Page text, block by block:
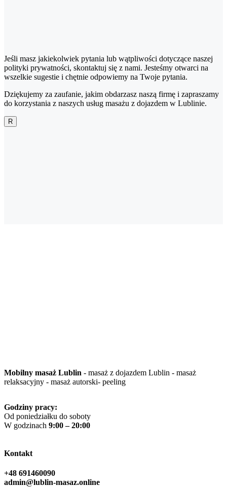
Jeśli masz jakiekolwiek pytania lub wątpliwości dotyczące naszej
polityki prywatności, skontaktuj się z nami. Jesteśmy otwarci na
wszelkie sugestie i chętnie odpowiemy na Twoje pytania.
Dziękujemy za zaufanie, jakim obdarzasz naszą firmę i zapraszamy
do korzystania z naszych usług masażu z dojazdem w Lublinie.
R
Mobilny masaż Lublin - masaż z dojazdem Lublin - masaż
relaksacyjny - masaż autorski- peeling
Godziny pracy:
Od poniedziałku do soboty
W godzinach 9:00 – 20:00
Kontakt
+48 691460090
admin@lublin-masaz.online